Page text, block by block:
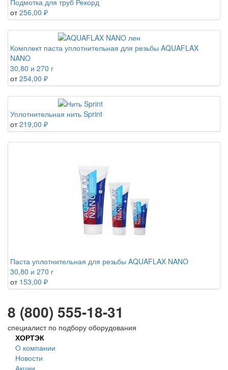
Подмотка для труб Рекорд
от 256,00 ₽
Комплект паста уплотнительная для резьбы AQUAFLAX
NANO
30,80 и 270 г
от 254,00 ₽
Уплотнительная нить Sprint
от 219,00 ₽
Паста уплотнительная для резьбы AQUAFLAX NANO
30,80 и 270 г
от 153,00 ₽
8 (800) 555-18-31
специалист по подбору оборудования
ХОРТЭК
О компании
Новости